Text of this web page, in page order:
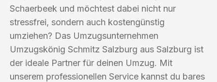
Schaerbeek und möchtest dabei nicht nur
stressfrei, sondern auch kostengünstig
umziehen? Das Umzugsunternehmen
Umzugskönig Schmitz Salzburg aus Salzburg ist
der ideale Partner für deinen Umzug. Mit
unserem professionellen Service kannst du bares